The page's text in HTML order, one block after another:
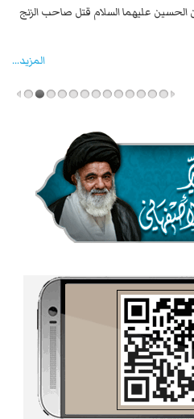
الحسين عليهما السلام قتل صاحب الزنج
المزید...